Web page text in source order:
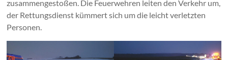
zusammengestoßen. Die Feuerwehren leiten den Verkehr um,
der Rettungsdienst kümmert sich um die leicht verletzten
Personen.